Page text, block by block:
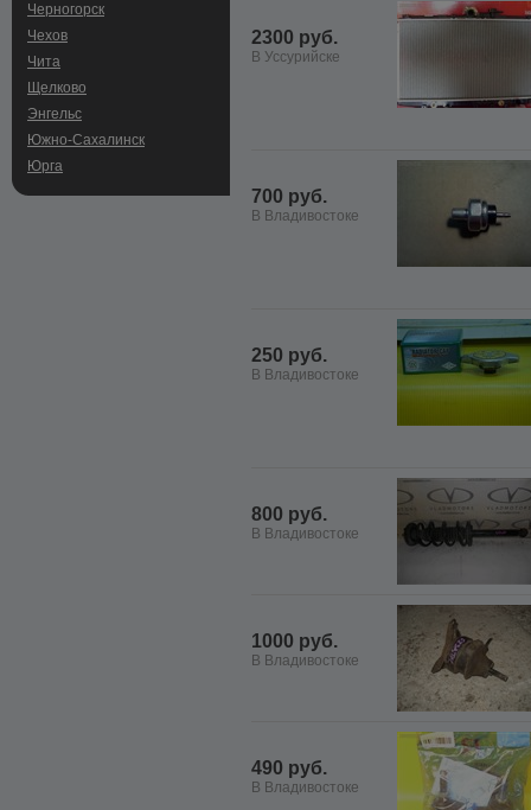
Черногорск
Чехов
Чита
Щелково
Энгельс
Южно-Сахалинск
Юрга
2300 руб.
В Уссурийске
700 руб.
В Владивостоке
250 руб.
В Владивостоке
800 руб.
В Владивостоке
1000 руб.
В Владивостоке
490 руб.
В Владивостоке